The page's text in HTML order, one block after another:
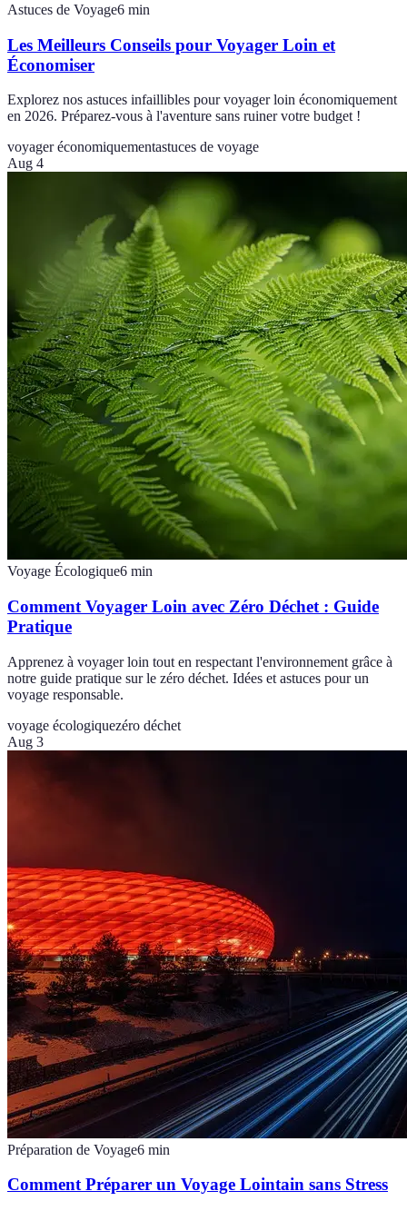
Astuces de Voyage6 min
Les Meilleurs Conseils pour Voyager Loin et
Économiser
Explorez nos astuces infaillibles pour voyager loin économiquement
en 2026. Préparez-vous à l'aventure sans ruiner votre budget !
voyager économiquementastuces de voyage
Aug 4
Voyage Écologique6 min
Comment Voyager Loin avec Zéro Déchet : Guide
Pratique
Apprenez à voyager loin tout en respectant l'environnement grâce à
notre guide pratique sur le zéro déchet. Idées et astuces pour un
voyage responsable.
voyage écologiquezéro déchet
Aug 3
Préparation de Voyage6 min
Comment Préparer un Voyage Lointain sans Stress